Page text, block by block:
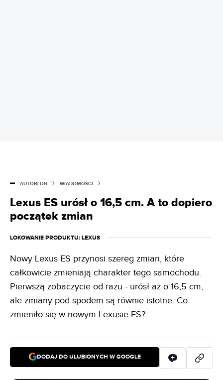
AUTOBLOG WIADOMOŚCI
Lexus ES urósł o 16,5 cm. A to dopiero
początek zmian
LOKOWANIE PRODUKTU: LEXUS
Nowy Lexus ES przynosi szereg zmian, które
całkowicie zmieniają charakter tego samochodu.
Pierwszą zobaczycie od razu - urósł aż o 16,5 cm,
ale zmiany pod spodem są równie istotne. Co
zmieniło się w nowym Lexusie ES?
DODAJ DO ULUBIONYCH W GOOGLE